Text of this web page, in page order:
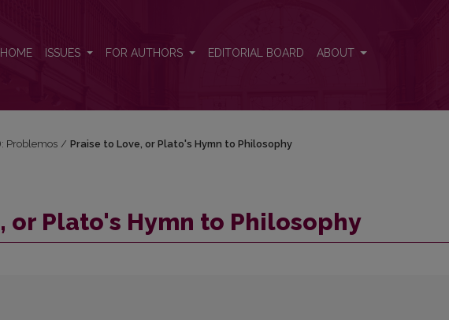
HOME ISSUES FOR AUTHORS EDITORIAL BOARD ABOUT
Problemos / Praise to Love, or Plato's Hymn to Philosophy
or Plato's Hymn to Philosophy